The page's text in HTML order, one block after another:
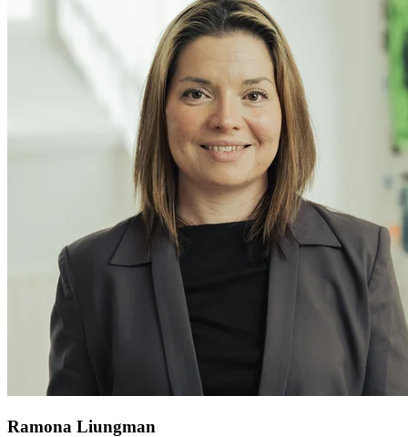
Ramona Liungman